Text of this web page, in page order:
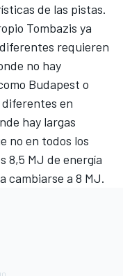
de las pistas.
Tombazis ya
requieren
no hay
Budapest o
en
hay largas
no en todos los
8,5 MJ de energía
cambiarse a 8 MJ.